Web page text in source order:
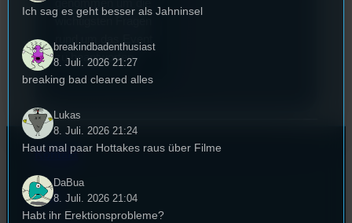
wichtigsten Fragen
rund um das Event
zu beantworten.
Kontakt
FAQ
Ich sag es geht besser als Jahninsel
breakindbadenthusiast
8. Juli. 2026 21:27
breaking bad cleared alles
Lukas
8. Juli. 2026 21:24
Haut mal paar Hottakes raus über Filme
DaBua
8. Juli. 2026 21:04
Habt ihr Erektionsprobleme?